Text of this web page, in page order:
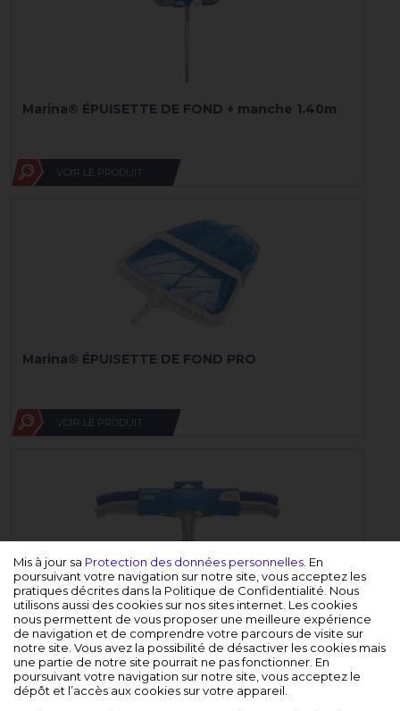
Mis à jour sa Protection des données personnelles . En
poursuivant votre navigation sur notre site, vous acceptez les
pratiques décrites dans la Politique de Confidentialité. Nous
utilisons aussi des cookies sur nos sites internet. Les cookies
nous permettent de vous proposer une meilleure expérience
de navigation et de comprendre votre parcours de visite sur
notre site. Vous avez la possibilité de désactiver les cookies mais
une partie de notre site pourrait ne pas fonctionner. En
poursuivant votre navigation sur notre site, vous acceptez le
dépôt et l’accès aux cookies sur votre appareil.
Marina® ÉPUISETTE DE FOND + manche 1.40m
VOIR LE PRODUIT
Marina® ÉPUISETTE DE FOND PRO
VOIR LE PRODUIT
Marina® BROSSE DE FOND 45 CM
VOIR LE PRODUIT